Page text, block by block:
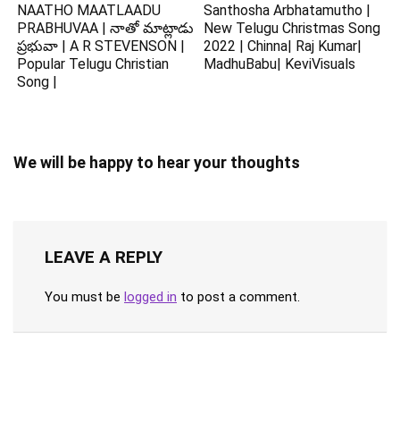
NAATHO MAATLAADU
PRABHUVAA | నాతో మాట్లాడు
ప్రభువా | A R STEVENSON |
Popular Telugu Christian
Song |
Santhosha Arbhatamutho |
New Telugu Christmas Song
2022 | Chinna| Raj Kumar|
MadhuBabu| KeviVisuals
We will be happy to hear your thoughts
LEAVE A REPLY
You must be logged in to post a comment.